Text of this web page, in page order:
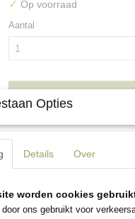
✓ Op voorraad
Aantal
Omschrijving
Het blad én de knol zijn
van deze Venkel. Wordt veel
de zaden zijn eetbaar. De
wordt daarom vaak als
Opties
Details Over
worden cookies
ons gebruikt voor